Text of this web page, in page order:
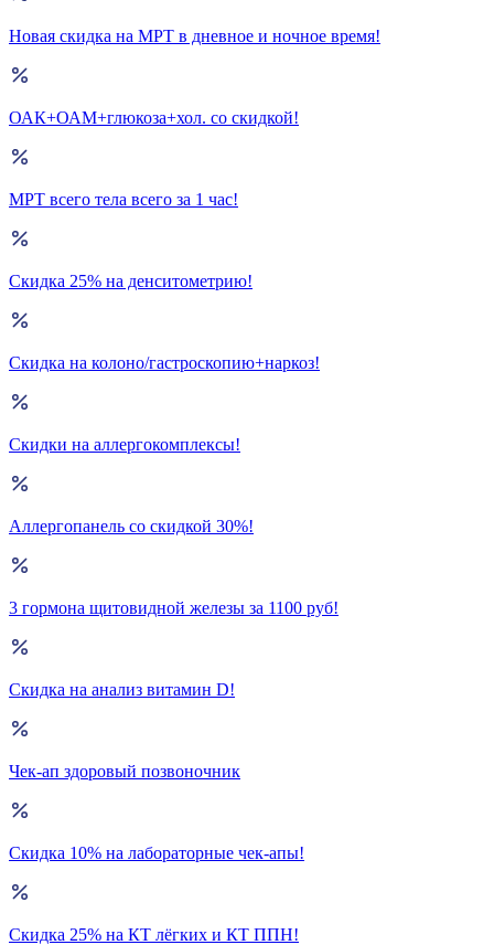
Новая скидка на МРТ в дневное и ночное время!
ОАК+ОАМ+глюкоза+хол. со скидкой!
МРТ всего тела всего за 1 час!
Скидка 25% на денситометрию!
Скидка на колоно/гастроскопию+наркоз!
Скидки на аллергокомплексы!
Аллергопанель со скидкой 30%!
3 гормона щитовидной железы за 1100 руб!
Скидка на анализ витамин D!
Чек-ап здоровый позвоночник
Скидка 10% на лабораторные чек-апы!
Скидка 25% на КТ лёгких и КТ ППН!